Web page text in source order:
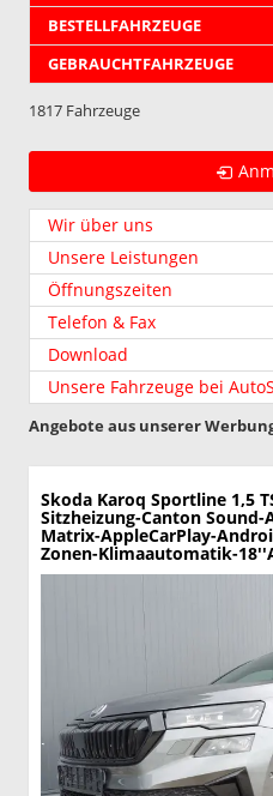
BESTELLFAHRZEUGE
GEBRAUCHTFAHRZEUGE
1817 Fahrzeuge
Wir über uns
Unsere Leistungen
Öffnungszeiten
Telefon & Fax
Download
Unsere Fahrzeuge bei
Angebote aus unserer
Skoda Karoq Sportline 1,5
Sitzheizung-Canton
Matrix-AppleCarPlay-
Zonen-Klimaautomatik-